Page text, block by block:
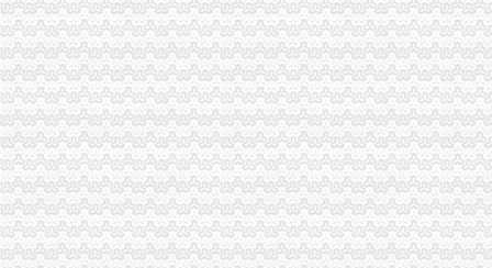
九龙坡局一元注册公司流程深入学习实践科学发展观活着力解决四大重点问题
巫溪局五步推进“依法行政、文明执法、树立形象”免费注册公司专项教育培训工
市重庆0元注册公司局邀请重庆高校专家教授共同研讨电子商务监管工作
万州局突出“便、助、护、联、扶”免费注册公司五字营造优良发展环境造服务型
九龙坡局桷坪所查获一批冒“长安铃木”的重庆一元注册公司后视镜总成
巫溪局0元注册公司白鹿所四方面突击检查校园周边环境
巴南局0元注册公司四创新四创优提高登记管理水平
璧山局“三到位”重庆免费注册公司发展农村经纪人取得成效
奉节局一元注册公司三字诀狠抓食品安全监管
高新园局、大渡口局、潼南局注册登记科通过市级“青年文明号”免费注册公司
璧山局重庆一元注册公司八塘工商所三项措施促进农民专业合作社健康发展